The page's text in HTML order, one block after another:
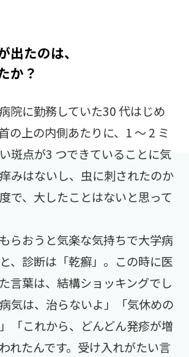
出たのは、
か？
院に勤務していた30 代はじめ
の上の内側あたりに、1 ～ 2 ミ
斑点が3 つできていることに気
みはないし、虫に刺されたのか
で、大したことはないと思って
らおうと気楽な気持ちで大学病
、診断は「乾癬」。この時に医
言葉は、結構ショッキングでし
気は、治らないよ」「気休めの
「これから、どんどん発疹が増
れたんです。受け入れがたい言